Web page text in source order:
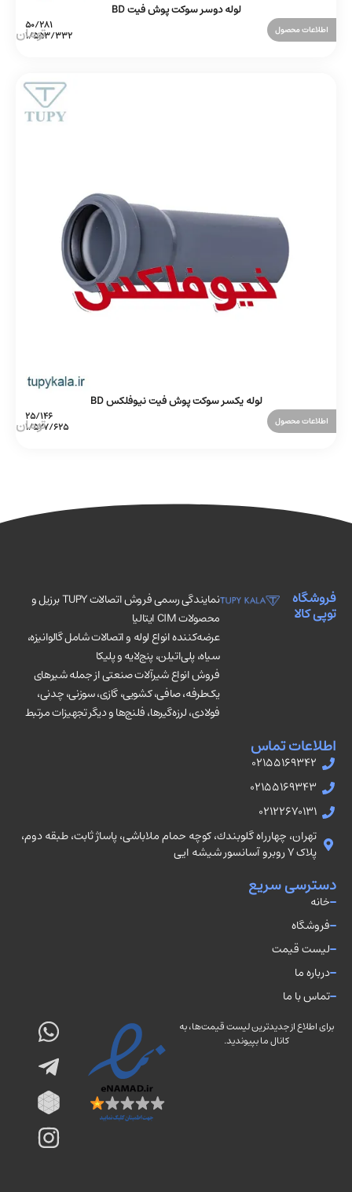
لوله دوسر سوکت پوش فیت BD
اطلاعات محصول
لوله یکسر سوکت پوش فیت نیوفلکس BD
اطلاعات محصول
فروشگاه
توپی کالا
نمایندگی رسمی فروش اتصالات TUPY برزیل و
محصولات CIM ایتالیا
عرضه‌کننده انواع لوله و اتصالات شامل گالوانیزه،
سیاه، پلی‌اتیلن، پنج‌لایه و پلیکا
فروش انواع شیرآلات صنعتی از جمله شیرهای
یک‌طرفه، صافی، کشویی، گازی، سوزنی، چدنی،
فولادی، لرزه‌گیرها، فلنج‌ها و دیگر تجهیزات مرتبط
دسترسی سریع
خانه
فروشگاه
لیست قیمت
درباره ما
تماس با ما
اطلاعات تماس
02155169342
02155169343
02122670131
تهران، چهارراه گلوبندك، كوچه حمام ملاباشى، پاساژ ثابت، طبقه دوم،
پلاک ۷ روبرو آسانسور شيشه ايى
برای اطلاع از جدیدترین لیست قیمت‌ها، به
کانال ما بپیوندید.